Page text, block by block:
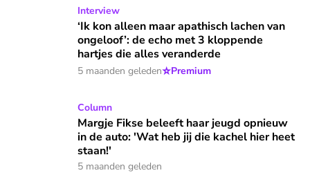
‘Ik kon alleen maar apathisch lachen van ongeloof’: de
Interview
‘Ik kon alleen maar apathisch lachen van
ongeloof’: de echo met 3 kloppende
hartjes die alles veranderde
5 maanden geleden⭐Premium
Margje Fikse beleeft haar jeugd opnieuw in de auto: 'Wat
Column
Margje Fikse beleeft haar jeugd opnieuw
in de auto: 'Wat heb jij die kachel hier heet
staan!'
5 maanden geleden